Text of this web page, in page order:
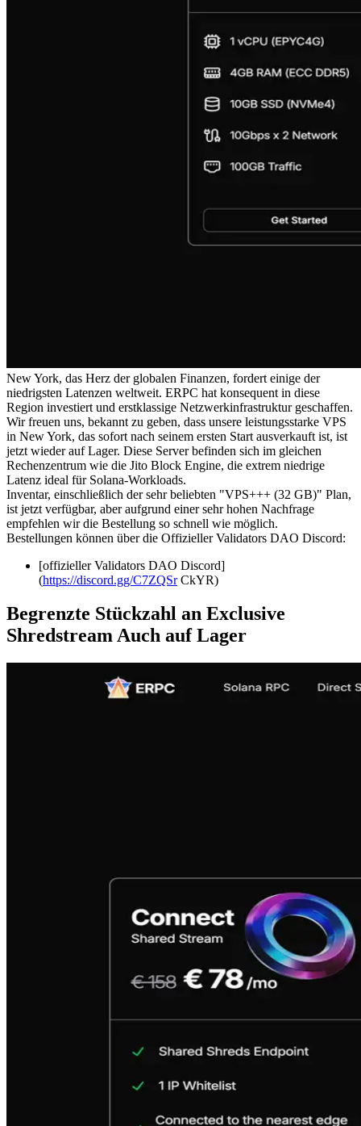
New York, das Herz der globalen Finanzen, fordert einige der
niedrigsten Latenzen weltweit. ERPC hat konsequent in diese
Region investiert und erstklassige Netzwerkinfrastruktur geschaffen.
Wir freuen uns, bekannt zu geben, dass unsere leistungsstarke VPS
in New York, das sofort nach seinem ersten Start ausverkauft ist, ist
jetzt wieder auf Lager. Diese Server befinden sich im gleichen
Rechenzentrum wie die Jito Block Engine, die extrem niedrige
Latenz ideal für Solana-Workloads.
Inventar, einschließlich der sehr beliebten "VPS+++ (32 GB)" Plan,
ist jetzt verfügbar, aber aufgrund einer sehr hohen Nachfrage
empfehlen wir die Bestellung so schnell wie möglich.
Bestellungen können über die Offizieller Validators DAO Discord:
[offizieller Validators DAO Discord]
(https://discord.gg/C7ZQSrCkYR)
Begrenzte Stückzahl an Exclusive
Shredstream Auch auf Lager